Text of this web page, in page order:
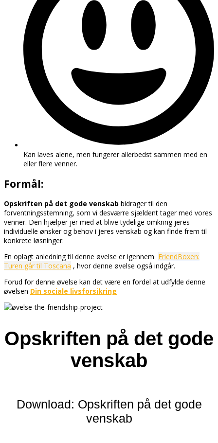
Kan laves alene, men fungerer allerbedst sammen med en
eller flere venner.
Formål:
Opskriften på det gode venskab bidrager til den
forventningsstemning, som vi desværre sjældent tager med vores
venner. Den hjælper jer med at blive tydelige omkring jeres
individuelle ønsker og behov i jeres venskab og kan finde frem til
konkrete løsninger.
En oplagt anledning til denne øvelse er igennem FriendBoxen:
Turen går til Toscana , hvor denne øvelse også indgår.
Forud for denne øvelse kan det være en fordel at udfylde denne
øvelsen Din sociale livsforsikring
Opskriften på det gode
venskab
Download: Opskriften på det gode
venskab